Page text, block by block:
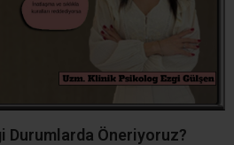
Durumlarda Öneriyoruz?